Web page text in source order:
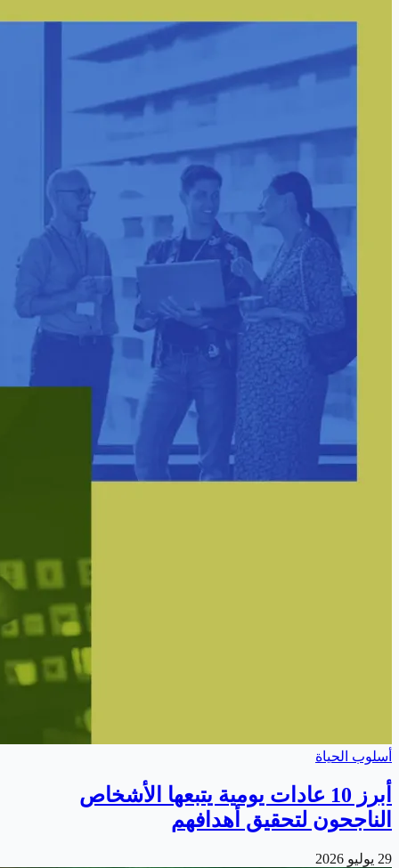
أسلوب الحياة
أبرز 10 عادات يومية يتبعها الأشخاص
الناجحون لتحقيق أهدافهم
29 يوليو 2026